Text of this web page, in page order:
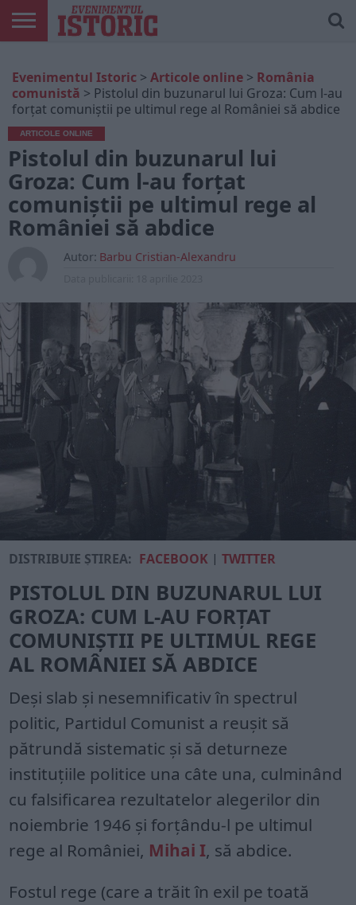
ONLINE
EDIȚII
TIPĂRITE
ISTORIC
PLAY
CONTUL
MEU
Evenimentul Istoric > Articole online > România
comunistă > Pistolul din buzunarul lui Groza: Cum l-au
forțat comuniștii pe ultimul rege al României să abdice
ARTICOLE ONLINE
Pistolul din buzunarul lui
Groza: Cum l-au forțat
comuniștii pe ultimul rege al
României să abdice
Autor: Barbu Cristian-Alexandru
DISTRIBUIE ȘTIREA: FACEBOOK |TWITTER
PISTOLUL DIN BUZUNARUL LUI
GROZA: CUM L-AU FORȚAT
COMUNIȘTII PE ULTIMUL REGE
AL ROMÂNIEI SĂ ABDICE
Deși slab și nesemnificativ în spectrul
politic, Partidul Comunist a reușit să
pătrundă sistematic și să deturneze
instituțiile politice una câte una, culminând
cu falsificarea rezultatelor alegerilor din
noiembrie 1946 și forțându-l pe ultimul
rege al României, Mihai I, să abdice.
Fostul rege (care a trăit în exil pe toată